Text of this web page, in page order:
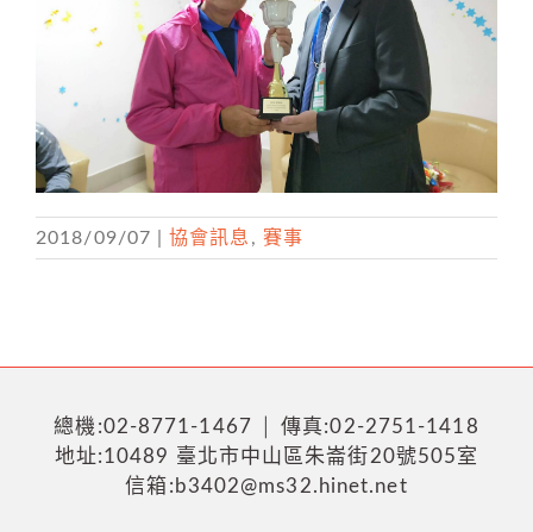
2018/09/07 協會訊息 , 賽事
總機:02-8771-1467 │ 傳真:02-2751-1418
地址:10489 臺北市中山區朱崙街20號505室
信箱:b3402@ms32.hinet.net